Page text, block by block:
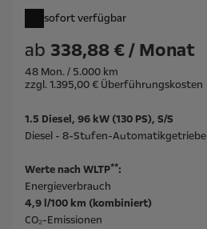
sofort verfügbar
ab 338,88 € / Monat
48 Mon. / 5.000 km
zzgl. 1.395,00 € Überführungskosten
1.5 Diesel, 96 kW (130 PS), S/S
Diesel - 8-Stufen-Automatikgetriebe
Werte nach WLTP**:
Energieverbrauch
4,9 l/100 km (kombiniert)
CO₂-Emissionen